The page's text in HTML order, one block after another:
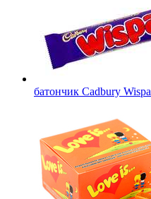
батончик Cadbury Wispa